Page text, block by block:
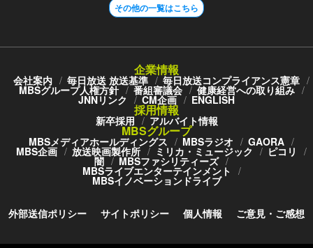
その他の一覧はこちら
企業情報
会社案内 毎日放送 放送基準 毎日放送コンプライアンス憲章
MBSグループ人権方針 番組審議会 健康経営への取り組み
JNNリンク CM企画 ENGLISH
採用情報
新卒採用 アルバイト情報
MBSグループ
MBSメディアホールディングス MBSラジオ GAORA
MBS企画 放送映画製作所 ミリカ・ミュージック ピコリ
闇 MBSファシリティーズ
MBSライブエンターテインメント
MBSイノベーションドライブ
外部送信ポリシー サイトポリシー 個人情報 ご意見・ご感想